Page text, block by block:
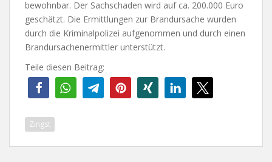
bewohnbar. Der Sachschaden wird auf ca. 200.000 Euro
geschätzt. Die Ermittlungen zur Brandursache wurden
durch die Kriminalpolizei aufgenommen und durch einen
Brandursachenermittler unterstützt.
Teile diesen Beitrag:
Zingst